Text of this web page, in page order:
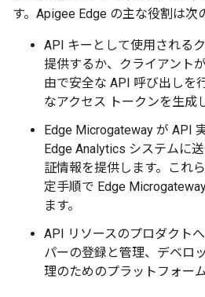
す。Apigee Edge の主な役割は次
API キーとして使用される
提供するか、クライアント
由で安全な API 呼び出しを
なアクセス トークンを生成
Edge Microgateway が API
Edge Analytics システムに
証情報を提供します。これ
定手順で Edge
ます。
API リソースのプロダクト
パーの登録と管理、デベロ
理のためのプラットフォー